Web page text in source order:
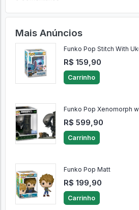
Mais Anúncios
Funko Pop Stitch With
R$ 159,90
Carrinho
Funko Pop Xenomorph
R$ 599,90
Carrinho
Funko Pop Matt
R$ 199,90
Carrinho